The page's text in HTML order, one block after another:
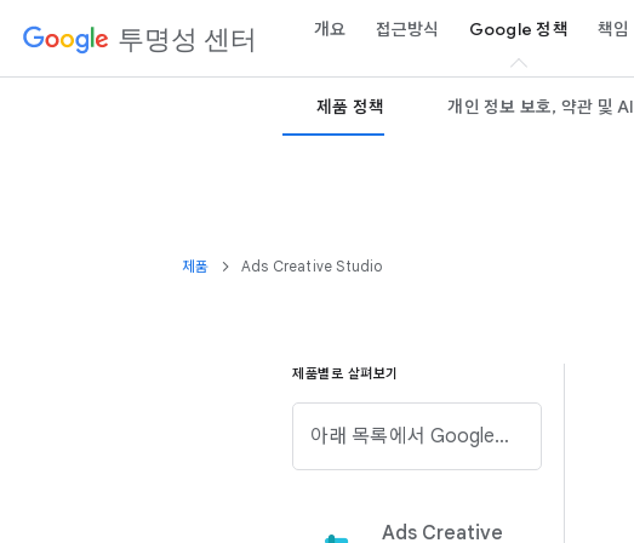
투명성 센터 개요 접근방식 Google 정책
제품 정책 개인 정보 보호, 약관 및 AI
책임
제품 Ads Creative Studio
제품별로 살펴보기
아래 목록에서 Google 제품을 검색하세요.
Ads Creative